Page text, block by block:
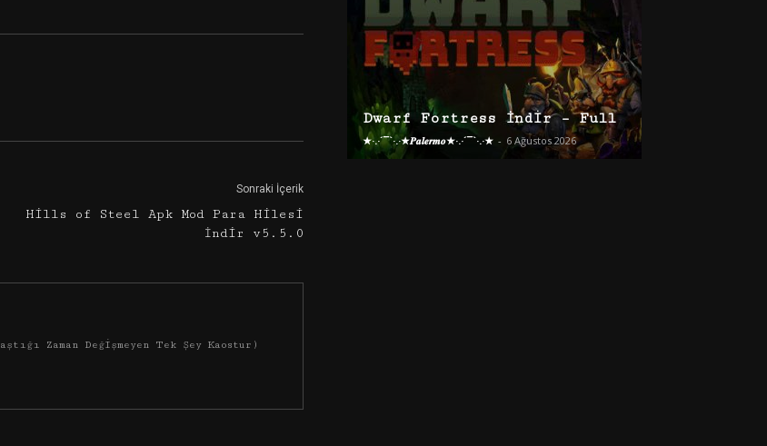
Sonraki İçerik
Hills of Steel Apk Mod Para Hilesi
İndir v5.5.0
Zaman Değişmeyen Tek Şey Kaostur)
Dwarf Fortress İndir – Full
★·.·´¯`·.·★𝑷𝒂𝒍𝒆𝒓𝒎𝒐★·.·´¯`·.·★ - 6 Ağustos 2026